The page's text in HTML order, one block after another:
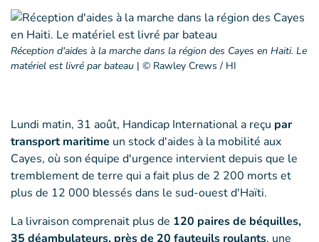
Réception d'aides à la marche dans la région des Cayes en Haiti. Le
matériel est livré par bateau | © Rawley Crews / HI
Lundi matin, 31 août, Handicap International a reçu par
transport maritime un stock d'aides à la mobilité aux
Cayes, où son équipe d'urgence intervient depuis que le
tremblement de terre qui a fait plus de 2 200 morts et
plus de 12 000 blessés dans le sud-ouest d'Haïti.
La livraison comprenait plus de 120 paires de béquilles,
35 déambulateurs, près de 20 fauteuils roulants, une